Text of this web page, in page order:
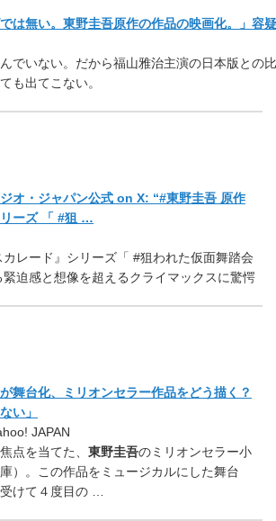
では無い。東野圭吾原作の作品の映画化。」
でいない。だから福山雅治主演の日本版との
も出てこない。
オ・ジャパン公式 on X: “#東野圭吾 原作
リーズ 「 #狙 …
カレード』シリーズ「 #狙われた仮面舞踏会
緊迫感と想像を超えるクライマックスに驚愕
舞台化、ミリオンセラー作品をどう描く？
い」
JAPAN
点を当てた、 東野圭吾のミリオンセラー小
）。この作品をミュージカルにした舞台
けて４度目の …